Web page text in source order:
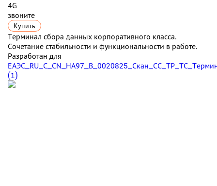
4G
звоните
Купить
Терминал сбора данных корпоративного класса.
Сочетание стабильности и функциональности в работе.
Разработан для
(1)